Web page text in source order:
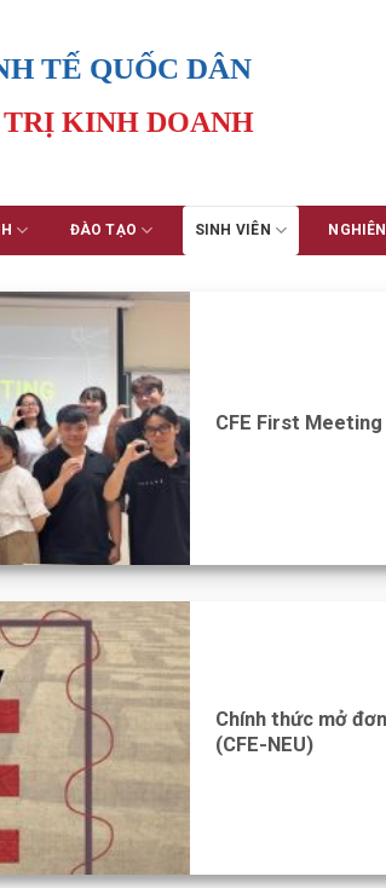
TẾ QUỐC DÂN
KINH DOANH
ĐÀO TẠO SINH VIÊN
CFE First Meeting
Chính thức mở
(CFE-NEU)